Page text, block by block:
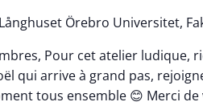
Långhuset Örebro Universitet,
Pour cet atelier ludique,
qui arrive à grand pas,
tous ensemble 😊 Merci